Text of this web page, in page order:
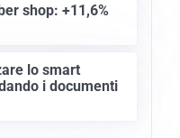
shop: +11,6%
lo smart
i documenti